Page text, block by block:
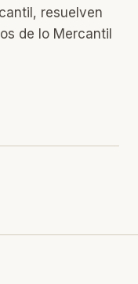
resuelven
de lo Mercantil